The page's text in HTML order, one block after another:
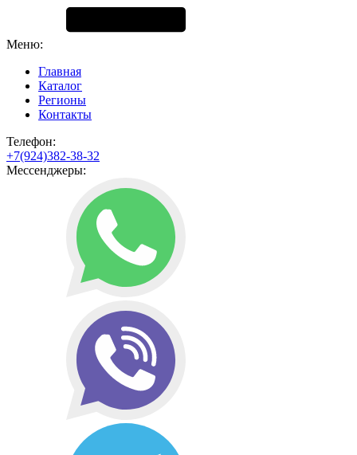
Меню:
Главная
Каталог
Регионы
Контакты
Телефон:
+7(924)382-38-32
Мессенджеры: